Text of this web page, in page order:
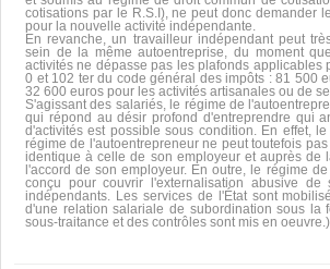
cotisations par le R.S.I), ne peut donc demander
pour la nouvelle activité indépendante.
En revanche, un travailleur indépendant peut
sein de la même autoentreprise, du moment
activités ne dépasse pas les plafonds applicables
0 et 102 ter du code général des impôts : 81 500
32 600 euros pour les activités artisanales ou de
S'agissant des salariés, le régime de
qui répond au désir profond d'entreprendre qui
d'activités est possible sous condition. En effet,
régime de l'autoentrepreneur ne peut toutefois
identique à celle de son employeur et auprès de
l'accord de son employeur. En outre, le régime
conçu pour couvrir l'externalisation abusive
indépendants. Les services de l'État sont
d'une relation salariale de subordination sous la
sous-traitance et des contrôles sont mis en oeuvre.)